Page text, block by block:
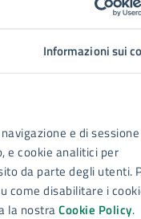
Informazioni sui
e di
e cookie analitici per
da parte degli utenti.
come disabilitare i
la nostraCookie Policy.
Comunitari
(DAT)